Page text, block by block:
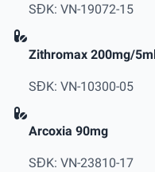
SĐK: VN-19072-15
Zithromax 200mg/
SĐK: VN-10300-05
Arcoxia 90mg
SĐK: VN-23810-17